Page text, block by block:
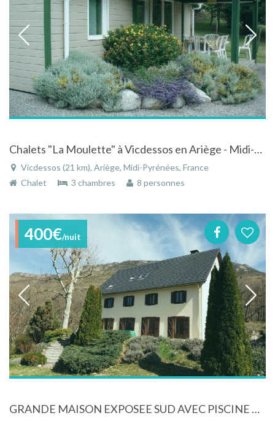
Chalets "La Moulette" à Vicdessos en Ariège - Midi-Pyrénées dans parc arboré
Vicdessos (21 km), Ariège, Midi-Pyrénées, France
Chalet
3 chambres 8 personnes
400€/nuit
GRANDE MAISON EXPOSEE SUD AVEC PISCINE ET GRAND TERRAIN. IDEALE POUR FAMILLE